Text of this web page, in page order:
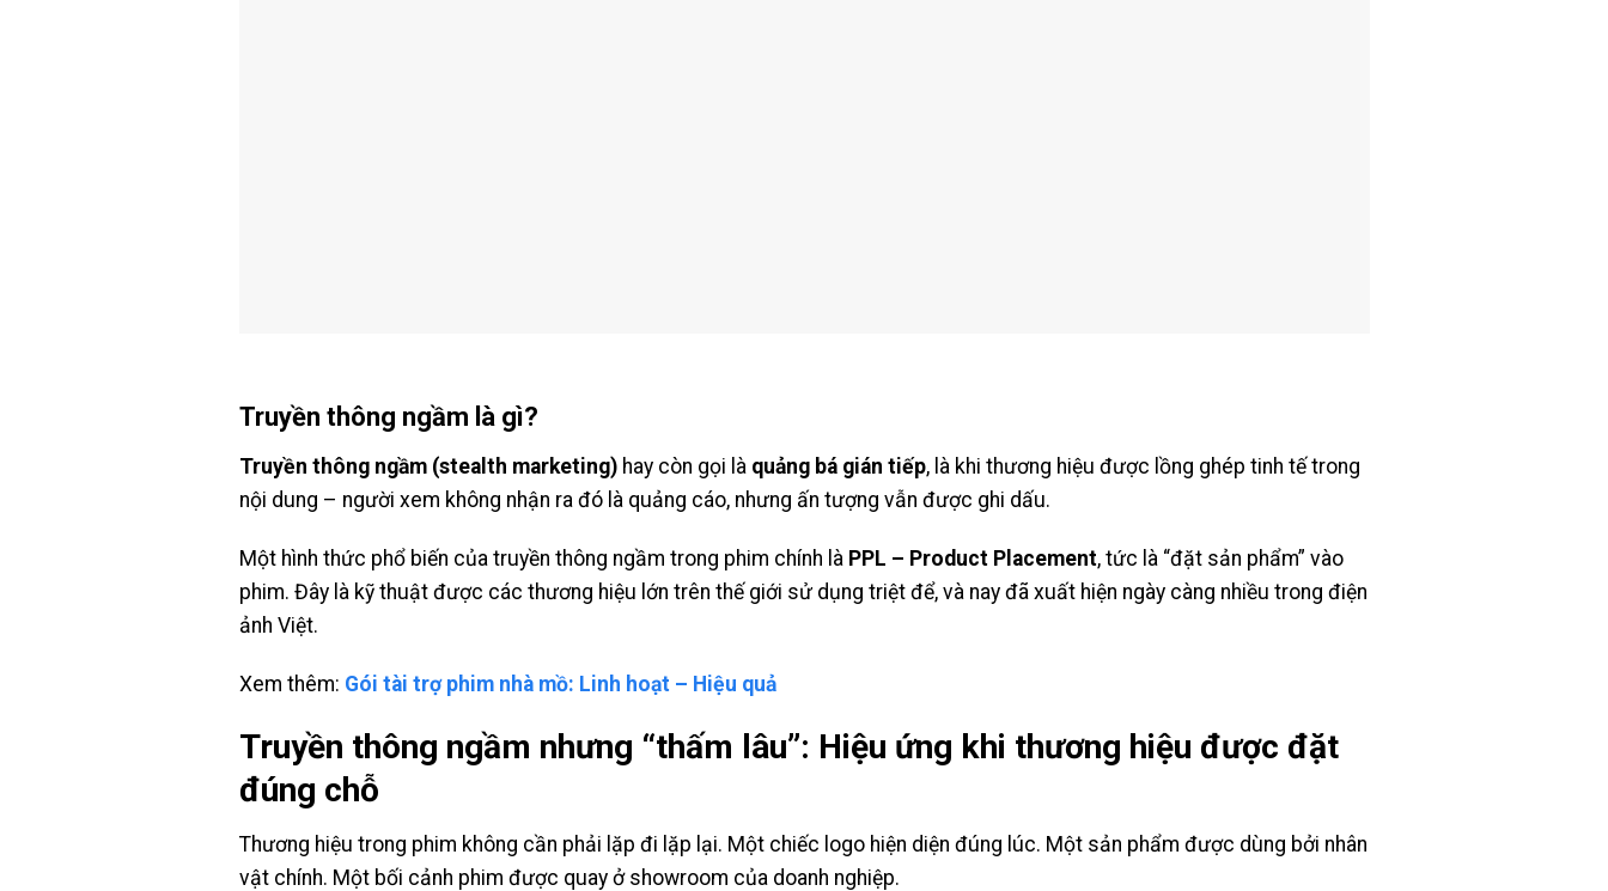
Truyền thông ngầm là gì?
Truyền thông ngầm (stealth marketing)hay còn gọi là quảng bá gián tiếp, là khi thương hiệu được lồng ghép tinh tế trong
nội dung – người xem không nhận ra đó là quảng cáo, nhưng ấn tượng vẫn được ghi dấu.
Một hình thức phổ biến của truyền thông ngầm trong phim chính là PPL – Product Placement, tức là “đặt sản phẩm” vào
phim. Đây là kỹ thuật được các thương hiệu lớn trên thế giới sử dụng triệt để, và nay đã xuất hiện ngày càng nhiều trong điện
ảnh Việt.
Xem thêm: Gói tài trợ phim nhà mồ: Linh hoạt – Hiệu quả
Truyền thông ngầm nhưng “thấm lâu”: Hiệu ứng khi thương hiệu được đặt
đúng chỗ
Thương hiệu trong phim không cần phải lặp đi lặp lại. Một chiếc logo hiện diện đúng lúc. Một sản phẩm được dùng bởi nhân
vật chính. Một bối cảnh phim được quay ở showroom của doanh nghiệp.